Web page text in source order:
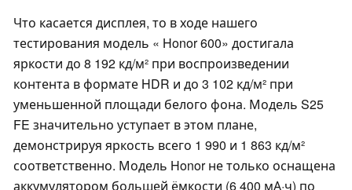
Что касается дисплея, то в ходе нашего
тестирования модель « Honor 600» достигала
яркости до 8 192 кд/м² при воспроизведении
контента в формате HDR и до 3 102 кд/м² при
уменьшенной площади белого фона. Модель S25
FE значительно уступает в этом плане,
демонстрируя яркость всего 1 990 и 1 863 кд/м²
соответственно. Модель Honor не только оснащена
аккумулятором большей ёмкости (6 400 мА·ч) по